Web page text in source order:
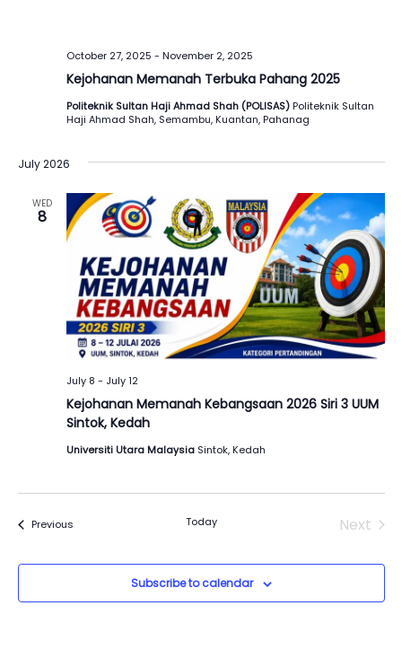
Kejohanan Memanah Terbuka Pahang 2025
October 27, 2025 - November 2, 2025
Politeknik Sultan Haji Ahmad Shah (POLISAS) Politeknik Sultan
Haji Ahmad Shah, Semambu, Kuantan, Pahanag
July 2026
WED
8
Kejohanan Memanah Kebangsaan 2026 Siri 3 UUM
Sintok, Kedah
July 8 - July 12
Universiti Utara Malaysia Sintok, Kedah
PreviousEvents Today
Next
Subscribe to calendar